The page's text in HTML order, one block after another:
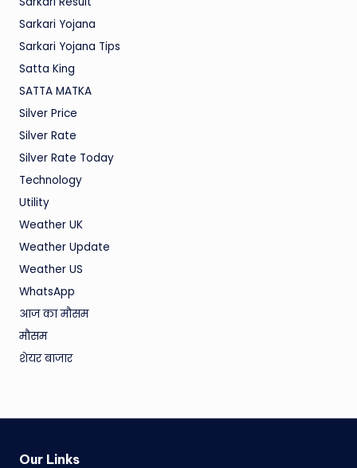
Sarkari Yojana
Sarkari Yojana Tips
Satta King
SATTA MATKA
Silver Price
Silver Rate
Silver Rate Today
Technology
Utility
Weather UK
Weather Update
Weather US
WhatsApp
आज का मौसम
मौसम
शेयर बाजार
Our Links